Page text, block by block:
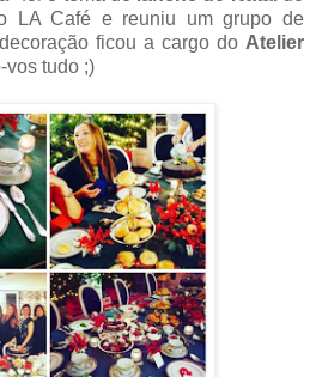
LA Café e reuniu um grupo de
ficou a cargo do Atelier
vos tudo ;)